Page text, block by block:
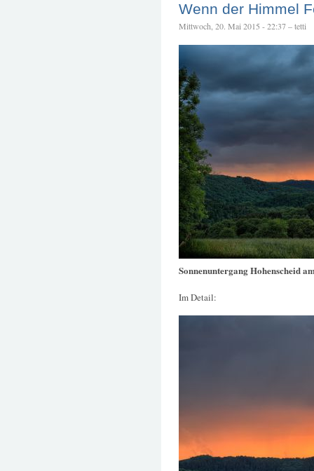
Wenn der Himmel
Mittwoch, 20. Mai 2015 - 22:37 – tetti
Sonnenuntergang Hohenscheid
Im Detail: